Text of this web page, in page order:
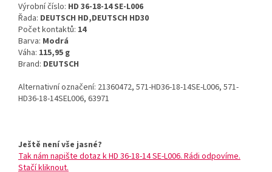
Výrobní číslo: HD 36-18-14 SE-L006
Řada: DEUTSCH HD,DEUTSCH HD30
Počet kontaktů: 14
Barva: Modrá
Váha: 115,95 g
Brand: DEUTSCH
Alternativní označení: 21360472, 571-HD36-18-14SE-L006, 571-
HD36-18-14SEL006, 63971
Ještě není vše jasné?
Tak nám napište dotaz k HD 36-18-14 SE-L006. Rádi odpovíme.
Stačí kliknout.